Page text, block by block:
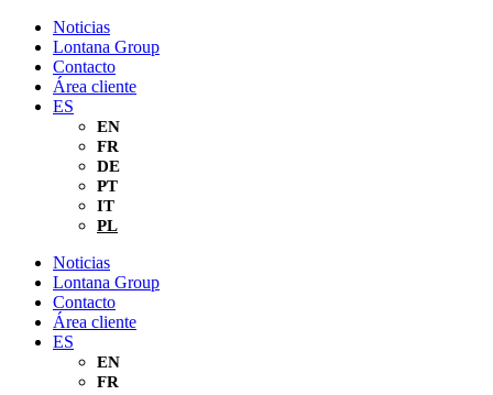
contenido
Noticias
Lontana Group
Contacto
Área cliente
ES
EN
FR
DE
PT
IT
PL
Noticias
Lontana Group
Contacto
Área cliente
ES
EN
FR